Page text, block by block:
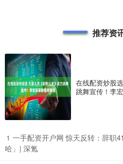
推荐资
在线配资炒股
跳舞宣传！李
1 一手配资开户网 惊天反转：辞职
哈」| 深氪